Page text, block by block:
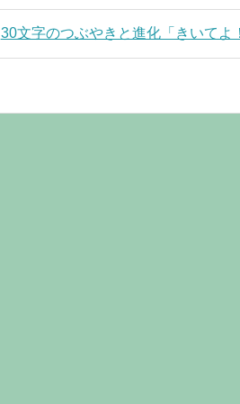
30文字のつぶやきと進化「きいてよ